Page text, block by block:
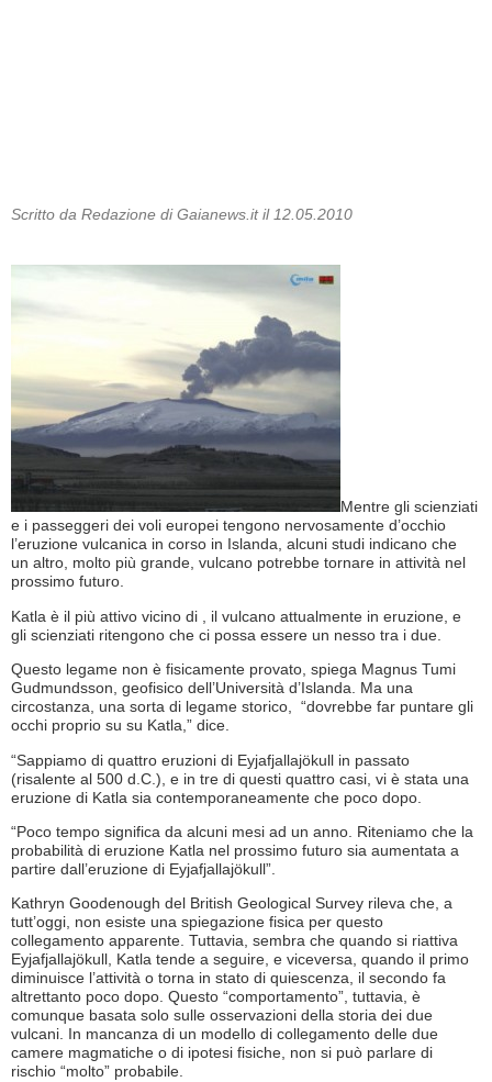
Scritto da Redazione di Gaianews.it il 12.05.2010
Mentre gli scienziati
e i passeggeri dei voli europei tengono nervosamente d’occhio
l’eruzione vulcanica in corso in Islanda, alcuni studi indicano che
un altro, molto più grande, vulcano potrebbe tornare in attività nel
prossimo futuro.
Katla è il più attivo vicino di , il vulcano attualmente in eruzione, e
gli scienziati ritengono che ci possa essere un nesso tra i due.
Questo legame non è fisicamente provato, spiega Magnus Tumi
Gudmundsson, geofisico dell’Università d’Islanda. Ma una
circostanza, una sorta di legame storico, “dovrebbe far puntare gli
occhi proprio su su Katla,” dice.
“Sappiamo di quattro eruzioni di Eyjafjallajökull in passato
(risalente al 500 d.C.), e in tre di questi quattro casi, vi è stata una
eruzione di Katla sia contemporaneamente che poco dopo.
“Poco tempo significa da alcuni mesi ad un anno. Riteniamo che la
probabilità di eruzione Katla nel prossimo futuro sia aumentata a
partire dall’eruzione di Eyjafjallajökull”.
Kathryn Goodenough del British Geological Survey rileva che, a
tutt’oggi, non esiste una spiegazione fisica per questo
collegamento apparente. Tuttavia, sembra che quando si riattiva
Eyjafjallajökull, Katla tende a seguire, e viceversa, quando il primo
diminuisce l’attività o torna in stato di quiescenza, il secondo fa
altrettanto poco dopo. Questo “comportamento”, tuttavia, è
comunque basata solo sulle osservazioni della storia dei due
vulcani. In mancanza di un modello di collegamento delle due
camere magmatiche o di ipotesi fisiche, non si può parlare di
rischio “molto” probabile.